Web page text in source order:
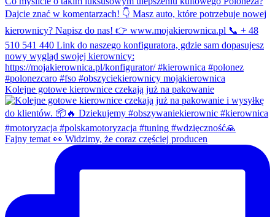
Kolejne gotowe kierownice czekają już na pakowanie
Fajny temat 👀 Widzimy, że coraz częściej producen